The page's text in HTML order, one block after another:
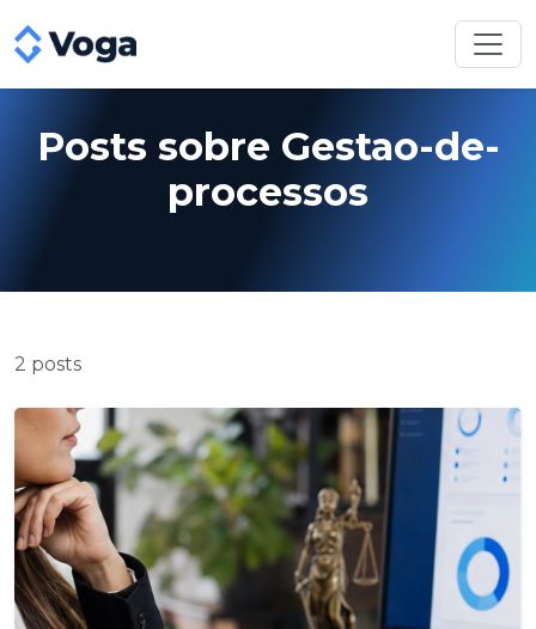
Posts sobre Gestao-de-
processos
2 posts